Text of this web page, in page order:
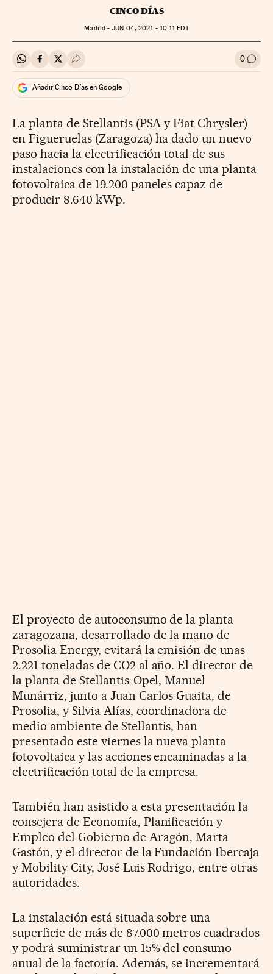
CINCO DÍAS
Madrid -JUN 04, 2021 - 10:11 EDT
Compartir en Whatsapp
Compartir en Facebook
Compartir en Twitter
Desplegar Redes Sociales 0 Ir a
Añadir Cinco Días en Google
La planta de Stellantis (PSA y Fiat Chrysler)
en Figueruelas (Zaragoza) ha dado un nuevo
paso hacia la electrificación total de sus
instalaciones con la instalación de una planta
fotovoltaica de 19.200 paneles capaz de
producir 8.640 kWp.
El proyecto de autoconsumo de la planta
zaragozana, desarrollado de la mano de
Prosolia Energy, evitará la emisión de unas
2.221 toneladas de CO2 al año. El director de
la planta de Stellantis-Opel, Manuel
Munárriz, junto a Juan Carlos Guaita, de
Prosolia, y Silvia Alías, coordinadora de
medio ambiente de Stellantis, han
presentado este viernes la nueva planta
fotovoltaica y las acciones encaminadas a la
electrificación total de la empresa.
También han asistido a esta presentación la
consejera de Economía, Planificación y
Empleo del Gobierno de Aragón, Marta
Gastón, y el director de la Fundación Ibercaja
y Mobility City, José Luis Rodrigo, entre otras
autoridades.
La instalación está situada sobre una
superficie de más de 87.000 metros cuadrados
y podrá suministrar un 15% del consumo
anual de la factoría. Además, se incrementará